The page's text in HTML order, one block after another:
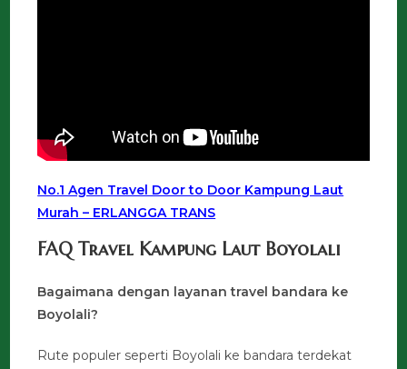
No.1 Agen Travel Door to Door Kampung Laut
Murah – ERLANGGA TRANS
FAQ Travel Kampung Laut Boyolali
Bagaimana dengan layanan travel bandara ke
Boyolali?
Rute populer seperti Boyolali ke bandara terdekat